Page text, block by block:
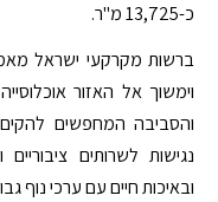
כ-13,725 מ"ר.
ברשות מקרקעי ישראל
וימשוך אל האזור
והסביבה המחפשים
נגישות לשרותים
ובאיכות חיים עם ערכי נוף